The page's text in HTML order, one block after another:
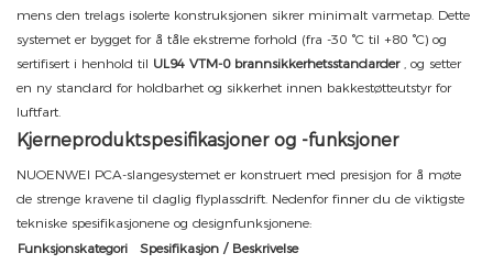
mens den trelags isolerte konstruksjonen sikrer minimalt varmetap. Dette
systemet er bygget for å tåle ekstreme forhold (fra -30 °C til +80 °C) og
sertifisert i henhold til UL94 VTM-0 brannsikkerhetsstandarder, og setter
en ny standard for holdbarhet og sikkerhet innen bakkestøtteutstyr for
luftfart.
Kjerneproduktspesifikasjoner og -funksjoner
NUOENWEI PCA-slangesystemet er konstruert med presisjon for å møte
de strenge kravene til daglig flyplassdrift. Nedenfor finner du de viktigste
tekniske spesifikasjonene og designfunksjonene:
Funksjonskategori
Spesifikasjon / Beskrivelse